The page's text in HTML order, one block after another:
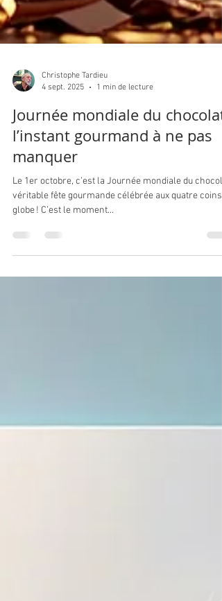
Christophe Tardieu
4 sept. 2025
1 min de lecture
Journée mondiale du chocolat
l’instant gourmand à ne pas
manquer
véritable fête gourmande célébrée aux quatre coins
globe ! C’est le moment...